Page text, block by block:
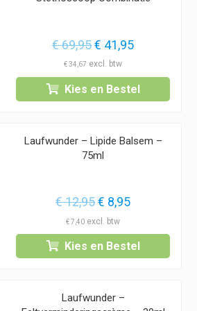
€69,95Oorspronkelijke
prijs
was:
€ 69,95.
€ 41,95Huidige
is:
€ 41,95.
€34,67
Kies en Bestel
Laufwunder – Lipide Balsem –
75ml
€12,95Oorspronkelijke
prijs
was:
€ 12,95.
€ 8,95Huidige
is:
€ 8,95.
€7,40
Kies en Bestel
Laufwunder –